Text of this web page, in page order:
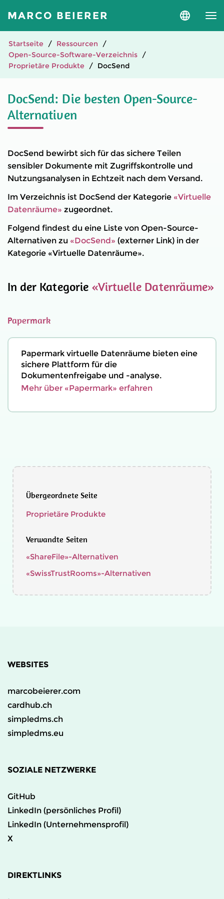
MARCO BEIERER
Sprache
Startseite
Ressourcen
Open-Source-Software-Verzeichnis
Proprietäre Produkte
DocSend
DocSend: Die besten Open-Source-
Alternativen
DocSend bewirbt sich für das sichere Teilen
sensibler Dokumente mit Zugriffskontrolle und
Nutzungsanalysen in Echtzeit nach dem Versand.
Im Verzeichnis ist DocSend der Kategorie «Virtuelle
Datenräume» zugeordnet.
Folgend findest du eine Liste von Open-Source-
Alternativen zu «DocSend» (externer Link) in der
Kategorie «Virtuelle Datenräume».
In der Kategorie «Virtuelle Datenräume»
Papermark
Papermark virtuelle Datenräume bieten eine
sichere Plattform für die
Dokumentenfreigabe und -analyse.
Mehr über «Papermark» erfahren
Übergeordnete Seite
Proprietäre Produkte
Verwandte Seiten
«ShareFile»-Alternativen
«SwissTrustRooms»-Alternativen
WEBSITES
marcobeierer.com
cardhub.ch
simpledms.ch
simpledms.eu
SOZIALE NETZWERKE
GitHub
LinkedIn (persönliches Profil)
LinkedIn (Unternehmensprofil)
X
DIREKTLINKS